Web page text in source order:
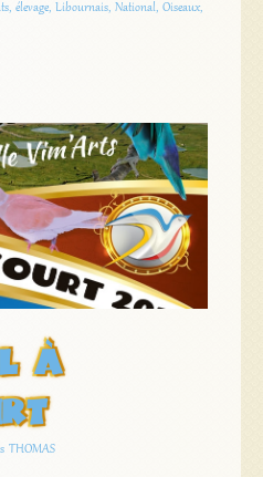
, élevage, Libournais, National, Oiseaux,
à
THOMAS